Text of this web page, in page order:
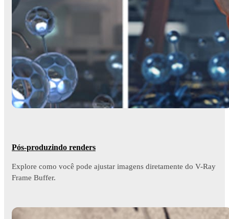
Pós-produzindo renders
Explore como você pode ajustar imagens diretamente do V-Ray
Frame Buffer.